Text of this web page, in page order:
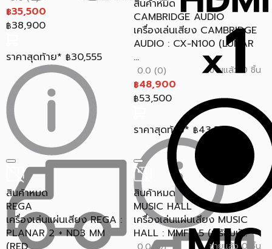
สินค้าหมด
CAMBRIDGE AUDIO
เครื่องเล่นเสียง CAMBRIDGE
AUDIO : CX-N100 (LUNAR
...
0.0 (0) ขายแล้ว 0 ชิ้น
฿48,900
฿53,500
ราคาสุดท้าย* ฿43,553
฿35,500
฿38,900
ราคาสุดท้าย* ฿30,555
สินค้าหมด
REGA
เครื่องเล่นแผ่นเสียง REGA :
PLANAR 2 + ND3 MM
สินค้าหมด
MUSIC HALL
เครื่องเล่นแผ่นเสียง MUSIC
HALL : MMF-1.5 (พร้อมหั...
ขายแล้ว 0 ชิ้น